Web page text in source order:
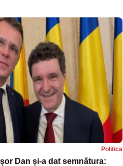
Politica
Dan și-a dat semnătura: